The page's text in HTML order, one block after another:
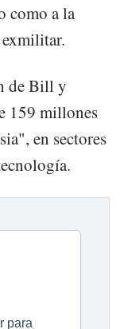
como a la
de Bill y
159 millones
en sectores